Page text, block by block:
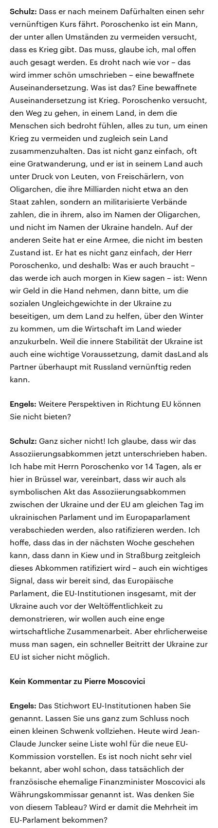
Schulz: Dass er nach meinem Dafürhalten einen sehr
vernünftigen Kurs fährt. Poroschenko ist ein Mann,
der unter allen Umständen zu vermeiden versucht,
dass es Krieg gibt. Das muss, glaube ich, mal offen
auch gesagt werden. Es droht nach wie vor – das
wird immer schön umschrieben – eine bewaffnete
Auseinandersetzung. Was ist das? Eine bewaffnete
Auseinandersetzung ist Krieg. Poroschenko versucht,
den Weg zu gehen, in einem Land, in dem die
Menschen sich bedroht fühlen, alles zu tun, um einen
Krieg zu vermeiden und zugleich sein Land
zusammenzuhalten. Das ist nicht ganz einfach, oft
eine Gratwanderung, und er ist in seinem Land auch
unter Druck von Leuten, von Freischärlern, von
Oligarchen, die ihre Milliarden nicht etwa an den
Staat zahlen, sondern an militarisierte Verbände
zahlen, die in ihrem, also im Namen der Oligarchen,
und nicht im Namen der Ukraine handeln. Auf der
anderen Seite hat er eine Armee, die nicht im besten
Zustand ist. Er hat es nicht ganz einfach, der Herr
Poroschenko, und deshalb: Was er auch braucht –
das werde ich auch morgen in Kiew sagen – ist: Wenn
wir Geld in die Hand nehmen, dann bitte, um die
sozialen Ungleichgewichte in der Ukraine zu
beseitigen, um dem Land zu helfen, über den Winter
zu kommen, um die Wirtschaft im Land wieder
anzukurbeln. Weil die innere Stabilität der Ukraine ist
auch eine wichtige Voraussetzung, damit dasLand als
Partner überhaupt mit Russland vernünftig reden
kann.
Engels: Weitere Perspektiven in Richtung EU können
Sie nicht bieten?
Schulz: Ganz sicher nicht! Ich glaube, dass wir das
Assoziierungsabkommen jetzt unterschrieben haben.
Ich habe mit Herrn Poroschenko vor 14 Tagen, als er
hier in Brüssel war, vereinbart, dass wir auch als
symbolischen Akt das Assoziierungsabkommen
zwischen der Ukraine und der EU am gleichen Tag im
ukrainischen Parlament und im Europaparlament
verabschieden werden, also ratifizieren werden. Ich
hoffe, dass das in der nächsten Woche geschehen
kann, dass dann in Kiew und in Straßburg zeitgleich
dieses Abkommen ratifiziert wird – auch ein wichtiges
Signal, dass wir bereit sind, das Europäische
Parlament, die EU-Institutionen insgesamt, mit der
Ukraine auch vor der Weltöffentlichkeit zu
demonstrieren, wir wollen auch eine enge
wirtschaftliche Zusammenarbeit. Aber ehrlicherweise
muss man sagen, ein schneller Beitritt der Ukraine zur
EU ist sicher nicht möglich.
Kein Kommentar zu Pierre Moscovici
Engels: Das Stichwort EU-Institutionen haben Sie
genannt. Lassen Sie uns ganz zum Schluss noch
einen kleinen Schwenk vollziehen. Heute wird Jean-
Claude Juncker seine Liste wohl für die neue EU-
Kommission vorstellen. Es ist noch nicht sehr viel
bekannt, aber wohl schon, dass tatsächlich der
französische ehemalige Finanzminister Moscovici als
Währungskommissar genannt ist. Was denken Sie
von diesem Tableau? Wird er damit die Mehrheit im
EU-Parlament bekommen?